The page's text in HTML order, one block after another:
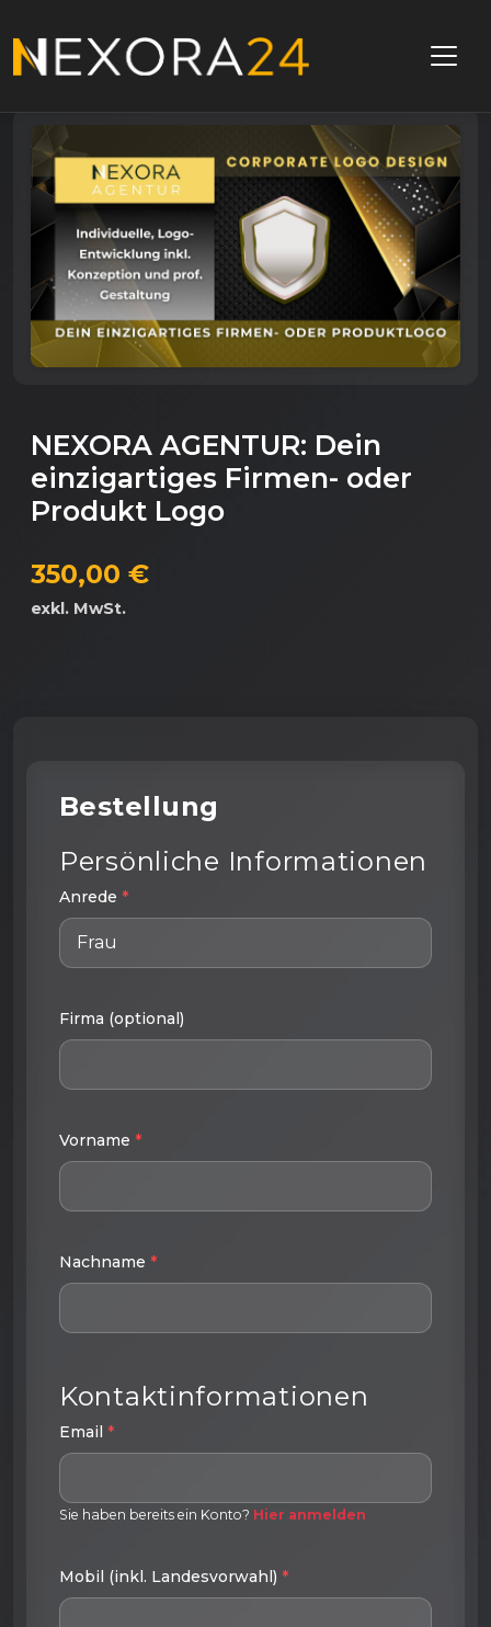
NEXORA AGENTUR: Dein
einzigartiges Firmen- oder
Produkt Logo
350,00 €
exkl. MwSt.
Bestellung
Persönliche Informationen
Anrede *
Firma (optional)
Vorname *
Nachname *
Kontaktinformationen
Email *
Sie haben bereits ein Konto? Hier anmelden
Mobil (inkl. Landesvorwahl) *